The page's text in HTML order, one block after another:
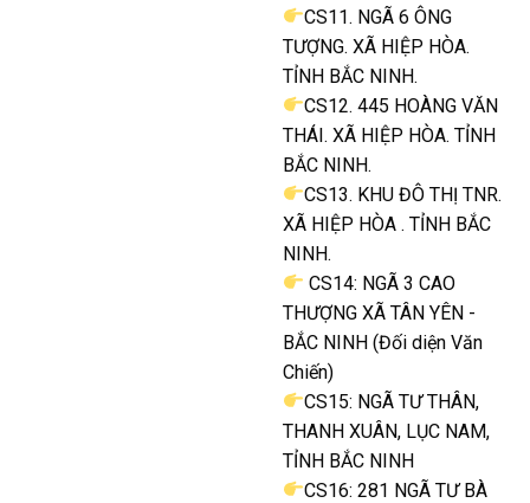
CS11. NGÃ 6 ÔNG
TƯỢNG. XÃ HIỆP HÒA.
TỈNH BẮC NINH.
CS12. 445 HOÀNG VĂN
THÁI. XÃ HIỆP HÒA. TỈNH
BẮC NINH.
CS13. KHU ĐÔ THỊ TNR.
XÃ HIỆP HÒA . TỈNH BẮC
NINH.
CS14: NGÃ 3 CAO
THƯỢNG XÃ TÂN YÊN -
BẮC NINH (Đối diện Văn
Chiến)
CS15: NGÃ TƯ THÂN,
THANH XUÂN, LỤC NAM,
TỈNH BẮC NINH
CS16: 281 NGÃ TƯ BÀ